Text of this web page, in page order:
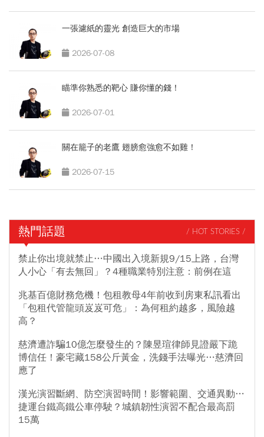
一張濾紙的靈光 創造巨大的市場
2026-07-08
瞄準你熟悉的靶心 賺你懂的錢！
2026-07-01
關在籠子的老鷹 翅膀愈強愈不如雞！
2026-07-15
熱門話題 / HOT STORIES /
禁止你出境就禁止…中國出入境新規9/15上路，台灣
人小心「有去無回」？4種職業特別注意：前例在這
兆基百億財務危機！包租教母4年前收到房東私訊看出
「包租代管龍頭岌岌可危」：為何租約越多，風險越
高？
慈濟遭詐騙10億怎麼發生的？陳昱瑄律師見證嚴下跪
博信任！豪宅藏158公斤黃金，洗錢手法曝光…慈濟回
應了
漢光演習斷網、防空演習時間！影響範圍、交通異動…
捷運台鐵高鐵公車停駛？城鎮韌性演習不配合最高罰
15萬